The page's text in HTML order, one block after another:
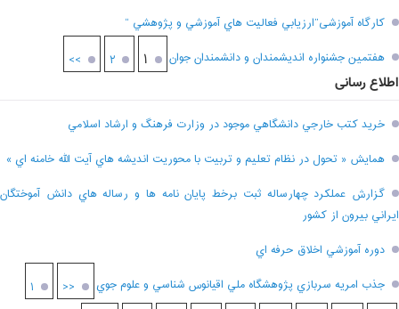
کارگاه آموزشی”ارزيابي فعاليت هاي آموزشي و پژوهشي “
هفتمين جشنواره انديشمندان و دانشمندان جوان
۱ ۲ >>
اطلاع رسانی
خريد کتب خارجي دانشگاهي موجود در وزارت فرهنگ و ارشاد اسلامي
همايش « تحول در نظام تعليم و تربيت با محوريت انديشه هاي آيت الله خامنه اي »
گزارش عملکرد چهارساله ثبت برخط پايان نامه ها و رساله هاي دانش آموختگان
ايراني بيرون از کشور
دوره آموزشي اخلاق حرفه اي
جذب امريه سربازي پژوهشگاه ملي اقيانوس شناسي و علوم جوي
<< ۱